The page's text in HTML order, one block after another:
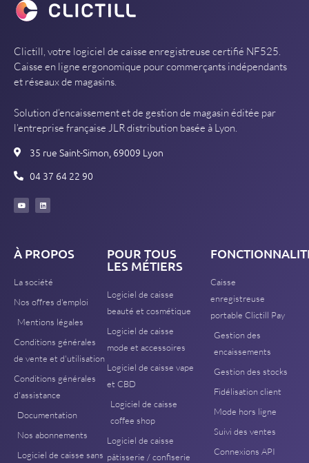
Clictill, votre logiciel de caisse enregistreuse certifié NF525.
Caisse en ligne ergonomique pour commerçants indépendants
et réseaux de magasins.
Solution d’encaissement et de gestion de magasin éditée par
l’entreprise française JLR distribution basée à Lyon.
35 rue Saint-Simon, 69009 Lyon
04 37 64 22 90
À PROPOS
La société
Nos offres d'emploi
Mentions légales
Conditions générales
de vente et d'utilisation
Conditions générales
d'assistance
Documentation
Nos abonnements
Logiciel de caisse sans
POUR TOUS
LES MÉTIERS
Logiciel de caisse
beauté et cosmétique
Logiciel de caisse
mode et accessoires
Logiciel de caisse vape
et CBD
Logiciel de caisse
coffee shop
Logiciel de caisse
pâtisserie / confiserie
Caisse
enregistreuse
portable Clictill Pay
Gestion des
encaissements
Gestion des stocks
Fidélisation client
Mode hors ligne
Suivi des ventes
Connexions API